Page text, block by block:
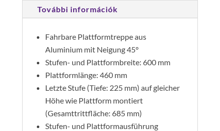
mennyiség
További információk
Fahrbare Plattformtreppe aus
Aluminium mit Neigung 45°
Stufen- und Plattformbreite: 600 mm
Plattformlänge: 460 mm
Letzte Stufe (Tiefe: 225 mm) auf gleicher
Höhe wie Plattform montiert
(Gesamttrittfläche: 685 mm)
Stufen- und Plattformausführung